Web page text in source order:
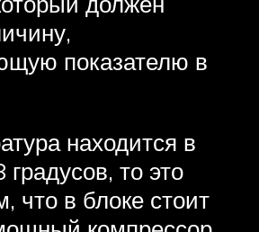
показателю в
находится в
то это
что в блоке стоит